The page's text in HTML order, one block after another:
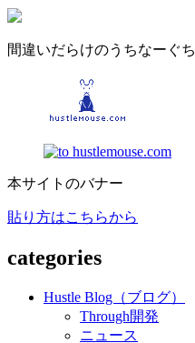
間違いだらけのうちなーぐち
本サイトのバナー
貼り方はこちらから
categories
Hustle Blog（ブログ）
Through開発
ニュース